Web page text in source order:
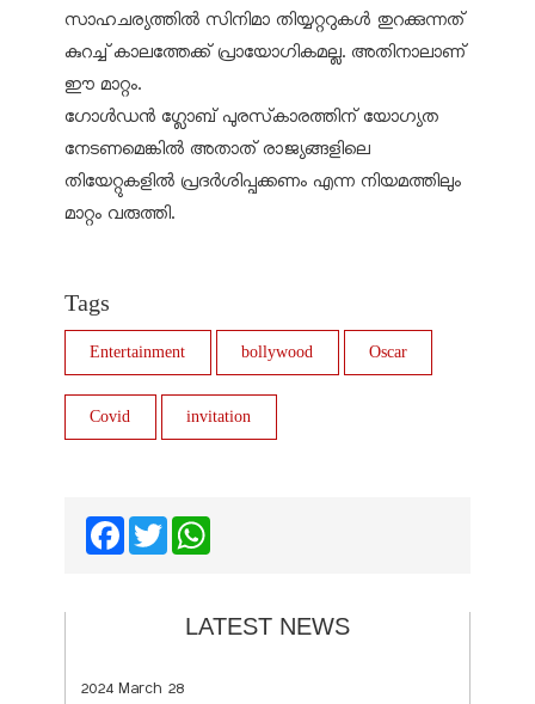
സാഹചര്യത്തില്‍ സിനിമാ തിയ്യറ്ററുകള്‍ തുറക്കുന്നത്
കുറച്ച് കാലത്തേക്ക് പ്രായോഗികമല്ല. അതിനാലാണ്
ഈ മാറ്റം.
ഗോള്‍ഡന്‍ ഗ്ലോബ് പുരസ്‌കാരത്തിന് യോഗ്യത
നേടണമെങ്കില്‍ അതാത് രാജ്യങ്ങളിലെ
തിയേറ്റുകളില്‍ പ്രദര്‍ശിപ്പക്കണം എന്ന നിയമത്തിലും
മാറ്റം വരുത്തി.
Tags
Entertainment bollywood Oscar
Covid invitation
FacebookTwitter
LATEST NEWS
2024 March 28